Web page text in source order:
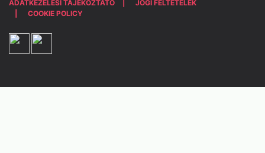
ADATKEZELÉSI TÁJÉKOZTATÓ
JOGI FELTÉTELEK
COOKIE POLICY